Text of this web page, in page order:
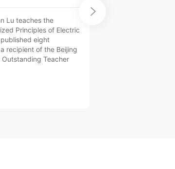
Lu teaches the
Principles of Electric
eight
recipient of the Beijing
Teacher
